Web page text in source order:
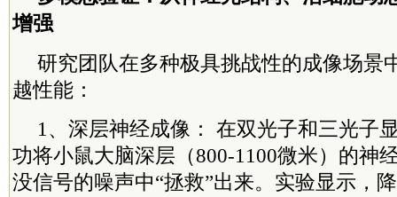
增强
研究团队在多种极具挑战性的成像场景
越性能：
1、深层神经成像： 在双光子和三光子
功将小鼠大脑深层（800-1100微米）的神
没信号的噪声中“拯救”出来。实验显示，